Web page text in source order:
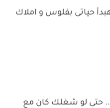
حياتى بفلوس و املاك
حتى لو شغلك كان مع